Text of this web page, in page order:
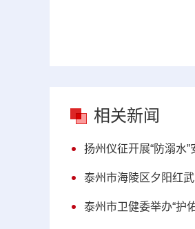
相关新闻
扬州仪征开展“防溺水
泰州市海陵区夕阳红
泰州市卫健委举办“护